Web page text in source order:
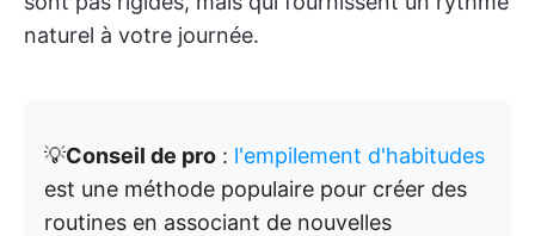
naturel à votre journée.
💡Conseil de pro : l'empilement d'habitudes
est une méthode populaire pour créer des
routines en associant de nouvelles